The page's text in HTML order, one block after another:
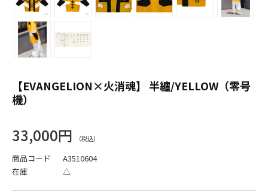
【EVANGELION×火消魂】 半纏/YELLOW（零号
機）
33,000円
商品コード
A3510604
在庫
△